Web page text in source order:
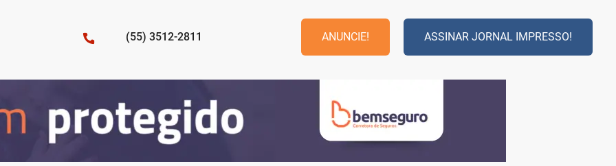
(55) 3512-2811 ANUNCIE! ASSINAR JORNAL IMPRESSO!